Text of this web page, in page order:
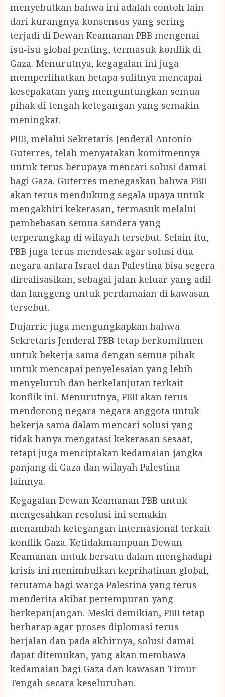
menyebutkan bahwa ini adalah contoh lain
dari kurangnya konsensus yang sering
terjadi di Dewan Keamanan PBB mengenai
isu-isu global penting, termasuk konflik di
Gaza. Menurutnya, kegagalan ini juga
memperlihatkan betapa sulitnya mencapai
kesepakatan yang menguntungkan semua
pihak di tengah ketegangan yang semakin
meningkat.
PBB, melalui Sekretaris Jenderal Antonio
Guterres, telah menyatakan komitmennya
untuk terus berupaya mencari solusi damai
bagi Gaza. Guterres menegaskan bahwa PBB
akan terus mendukung segala upaya untuk
mengakhiri kekerasan, termasuk melalui
pembebasan semua sandera yang
terperangkap di wilayah tersebut. Selain itu,
PBB juga terus mendesak agar solusi dua
negara antara Israel dan Palestina bisa segera
direalisasikan, sebagai jalan keluar yang adil
dan langgeng untuk perdamaian di kawasan
tersebut.
Dujarric juga mengungkapkan bahwa
Sekretaris Jenderal PBB tetap berkomitmen
untuk bekerja sama dengan semua pihak
untuk mencapai penyelesaian yang lebih
menyeluruh dan berkelanjutan terkait
konflik ini. Menurutnya, PBB akan terus
mendorong negara-negara anggota untuk
bekerja sama dalam mencari solusi yang
tidak hanya mengatasi kekerasan sesaat,
tetapi juga menciptakan kedamaian jangka
panjang di Gaza dan wilayah Palestina
lainnya.
Kegagalan Dewan Keamanan PBB untuk
mengesahkan resolusi ini semakin
menambah ketegangan internasional terkait
konflik Gaza. Ketidakmampuan Dewan
Keamanan untuk bersatu dalam menghadapi
krisis ini menimbulkan keprihatinan global,
terutama bagi warga Palestina yang terus
menderita akibat pertempuran yang
berkepanjangan. Meski demikian, PBB tetap
berharap agar proses diplomasi terus
berjalan dan pada akhirnya, solusi damai
dapat ditemukan, yang akan membawa
kedamaian bagi Gaza dan kawasan Timur
Tengah secara keseluruhan.